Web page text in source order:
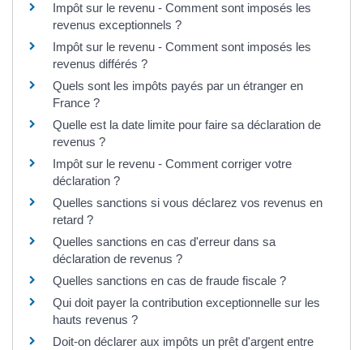
Impôt sur le revenu - Comment sont imposés les
revenus exceptionnels ?
Impôt sur le revenu - Comment sont imposés les
revenus différés ?
Quels sont les impôts payés par un étranger en
France ?
Quelle est la date limite pour faire sa déclaration de
revenus ?
Impôt sur le revenu - Comment corriger votre
déclaration ?
Quelles sanctions si vous déclarez vos revenus en
retard ?
Quelles sanctions en cas d'erreur dans sa
déclaration de revenus ?
Quelles sanctions en cas de fraude fiscale ?
Qui doit payer la contribution exceptionnelle sur les
hauts revenus ?
Doit-on déclarer aux impôts un prêt d'argent entre